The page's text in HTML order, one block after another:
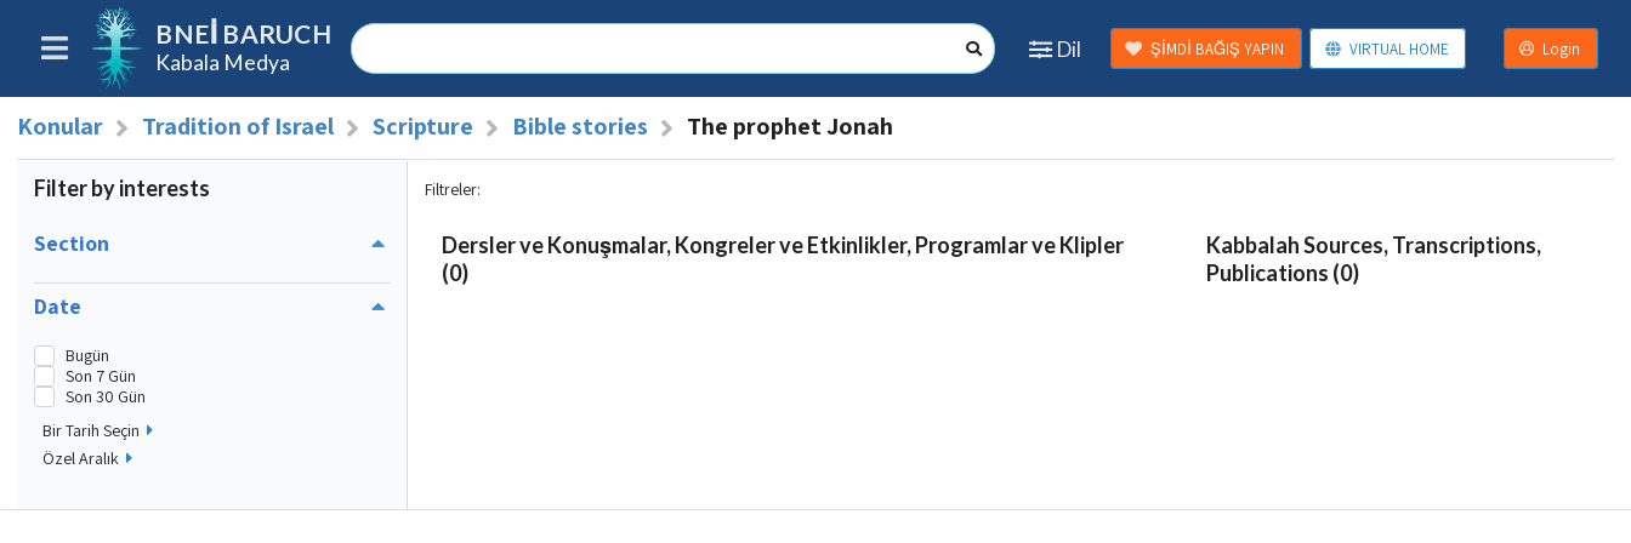
BNEI BARUCH
Kabala Medya
Dil ŞİMDİ BAĞIŞ YAPIN VIRTUAL HOME Login
Konular Tradition of Israel Scripture Bible stories The prophet Jonah
Filter by interests
Section
Date
Bugün
Son 7 Gün
Son 30 Gün
Bir Tarih Seçin
Özel Aralık
Filtreler:
Dersler ve Konuşmalar, Kongreler ve Etkinlikler, Programlar ve Klipler
(0)
Kabbalah Sources, Transcriptions,
Publications (0)